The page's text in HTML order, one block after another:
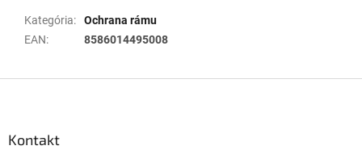
Kategória:
Ochrana rámu
EAN: 8586014495008
Kontakt